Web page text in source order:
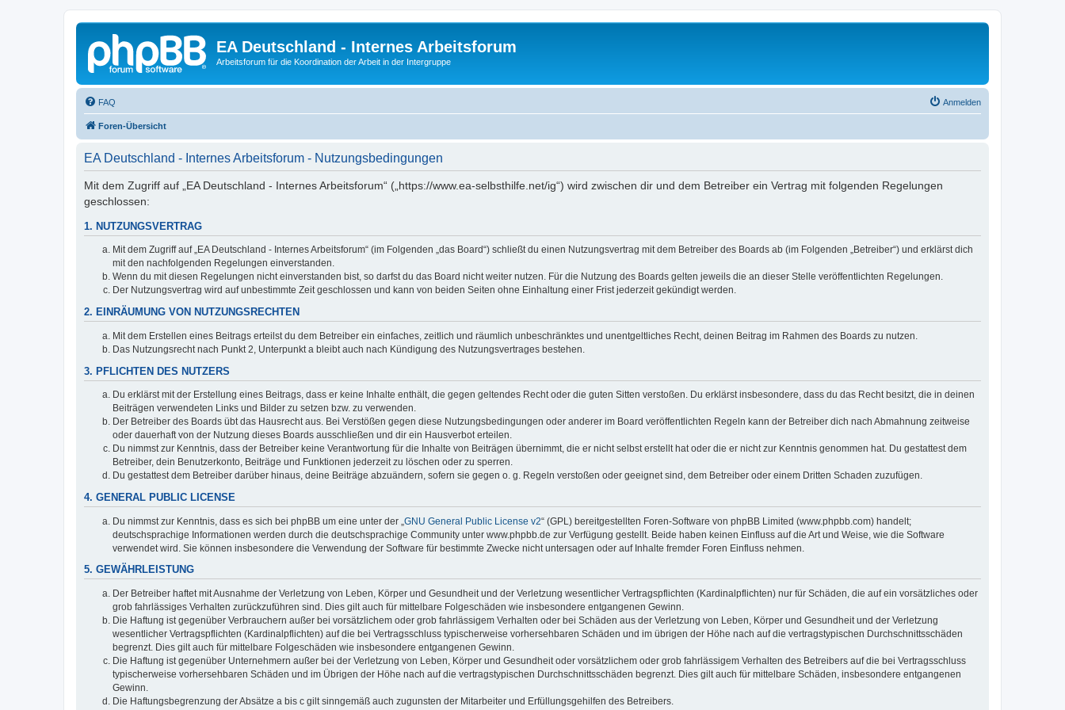
EA Deutschland - Internes Arbeitsforum
Arbeitsforum für die Koordination der Arbeit in der Intergruppe
FAQ Anmelden
Foren-Übersicht
EA Deutschland - Internes Arbeitsforum - Nutzungsbedingungen
Mit dem Zugriff auf „EA Deutschland - Internes Arbeitsforum“ („https://www.ea-selbsthilfe.net/ig“) wird zwischen dir und dem Betreiber ein Vertrag mit folgenden Regelungen
geschlossen:
1. NUTZUNGSVERTRAG
Mit dem Zugriff auf „EA Deutschland - Internes Arbeitsforum“ (im Folgenden „das Board“) schließt du einen Nutzungsvertrag mit dem Betreiber des Boards ab (im Folgenden „Betreiber“) und erklärst dich
mit den nachfolgenden Regelungen einverstanden.
Wenn du mit diesen Regelungen nicht einverstanden bist, so darfst du das Board nicht weiter nutzen. Für die Nutzung des Boards gelten jeweils die an dieser Stelle veröffentlichten Regelungen.
Der Nutzungsvertrag wird auf unbestimmte Zeit geschlossen und kann von beiden Seiten ohne Einhaltung einer Frist jederzeit gekündigt werden.
2. EINRÄUMUNG VON NUTZUNGSRECHTEN
Mit dem Erstellen eines Beitrags erteilst du dem Betreiber ein einfaches, zeitlich und räumlich unbeschränktes und unentgeltliches Recht, deinen Beitrag im Rahmen des Boards zu nutzen.
Das Nutzungsrecht nach Punkt 2, Unterpunkt a bleibt auch nach Kündigung des Nutzungsvertrages bestehen.
3. PFLICHTEN DES NUTZERS
Du erklärst mit der Erstellung eines Beitrags, dass er keine Inhalte enthält, die gegen geltendes Recht oder die guten Sitten verstoßen. Du erklärst insbesondere, dass du das Recht besitzt, die in deinen
Beiträgen verwendeten Links und Bilder zu setzen bzw. zu verwenden.
Der Betreiber des Boards übt das Hausrecht aus. Bei Verstößen gegen diese Nutzungsbedingungen oder anderer im Board veröffentlichten Regeln kann der Betreiber dich nach Abmahnung zeitweise
oder dauerhaft von der Nutzung dieses Boards ausschließen und dir ein Hausverbot erteilen.
Du nimmst zur Kenntnis, dass der Betreiber keine Verantwortung für die Inhalte von Beiträgen übernimmt, die er nicht selbst erstellt hat oder die er nicht zur Kenntnis genommen hat. Du gestattest dem
Betreiber, dein Benutzerkonto, Beiträge und Funktionen jederzeit zu löschen oder zu sperren.
Du gestattest dem Betreiber darüber hinaus, deine Beiträge abzuändern, sofern sie gegen o. g. Regeln verstoßen oder geeignet sind, dem Betreiber oder einem Dritten Schaden zuzufügen.
4. GENERAL PUBLIC LICENSE
Du nimmst zur Kenntnis, dass es sich bei phpBB um eine unter der „ GNU General Public License v2“ (GPL) bereitgestellten Foren-Software von phpBB Limited (www.phpbb.com) handelt;
deutschsprachige Informationen werden durch die deutschsprachige Community unter www.phpbb.de zur Verfügung gestellt. Beide haben keinen Einfluss auf die Art und Weise, wie die Software
verwendet wird. Sie können insbesondere die Verwendung der Software für bestimmte Zwecke nicht untersagen oder auf Inhalte fremder Foren Einfluss nehmen.
5. GEWÄHRLEISTUNG
Der Betreiber haftet mit Ausnahme der Verletzung von Leben, Körper und Gesundheit und der Verletzung wesentlicher Vertragspflichten (Kardinalpflichten) nur für Schäden, die auf ein vorsätzliches oder
grob fahrlässiges Verhalten zurückzuführen sind. Dies gilt auch für mittelbare Folgeschäden wie insbesondere entgangenen Gewinn.
Die Haftung ist gegenüber Verbrauchern außer bei vorsätzlichem oder grob fahrlässigem Verhalten oder bei Schäden aus der Verletzung von Leben, Körper und Gesundheit und der Verletzung
wesentlicher Vertragspflichten (Kardinalpflichten) auf die bei Vertragsschluss typischerweise vorhersehbaren Schäden und im übrigen der Höhe nach auf die vertragstypischen Durchschnittsschäden
begrenzt. Dies gilt auch für mittelbare Folgeschäden wie insbesondere entgangenen Gewinn.
Die Haftung ist gegenüber Unternehmern außer bei der Verletzung von Leben, Körper und Gesundheit oder vorsätzlichem oder grob fahrlässigem Verhalten des Betreibers auf die bei Vertragsschluss
typischerweise vorhersehbaren Schäden und im Übrigen der Höhe nach auf die vertragstypischen Durchschnittsschäden begrenzt. Dies gilt auch für mittelbare Schäden, insbesondere entgangenen
Gewinn.
Die Haftungsbegrenzung der Absätze a bis c gilt sinngemäß auch zugunsten der Mitarbeiter und Erfüllungsgehilfen des Betreibers.